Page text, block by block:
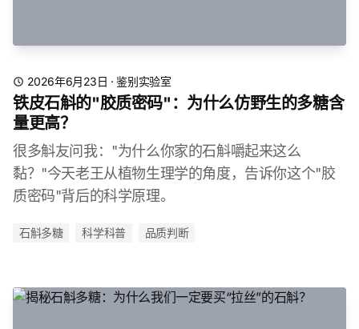
2026年6月23日 ·鉴别实验室
铁皮石斛的"胶质密码"：为什么仿野生的多糖含
量更高？
很多斛友问我："为什么你家的石斛嚼起来这么
黏？"今天老王从植物生理学的角度，告诉你这个"胶
质密码"背后的科学原理。
石斛多糖 科学科普 品质判断